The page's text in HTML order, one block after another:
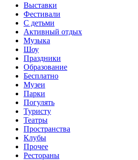
Выставки
Фестивали
С детьми
Активный отдых
Музыка
Шоу
Праздники
Образование
Бесплатно
Музеи
Парки
Погулять
Туристу
Театры
Пространства
Клубы
Прочее
Рестораны